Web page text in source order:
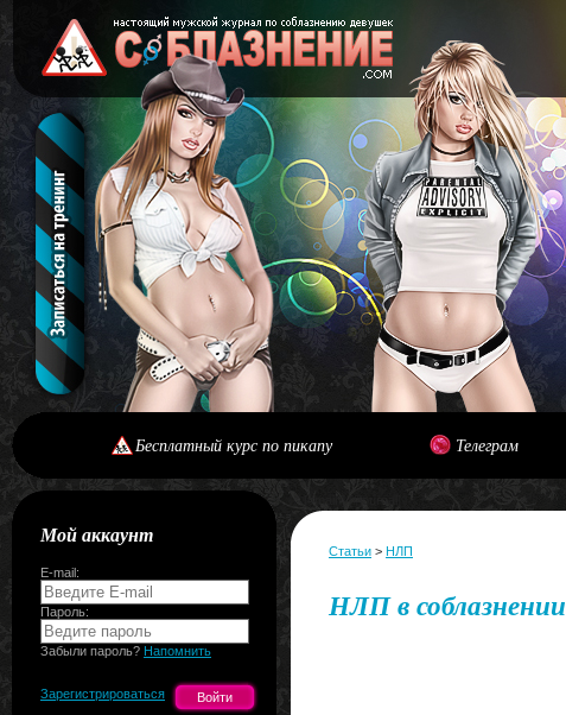
Бесплатный курс по пикапу Телеграм
Мой аккаунт
E-mail:
Пароль:
Забыли пароль? Напомнить
Зарегистрироваться
Статьи > НЛП
НЛП в соблазнении